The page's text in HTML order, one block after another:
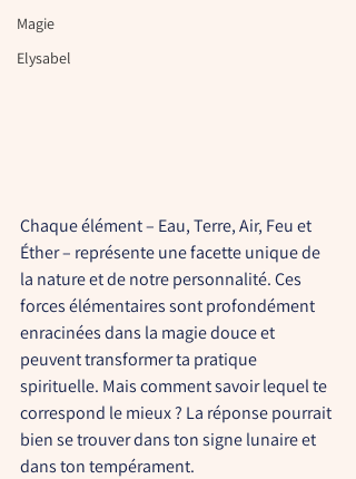
Magie
Elysabel
Chaque élément – Eau, Terre, Air, Feu et
Éther – représente une facette unique de
la nature et de notre personnalité. Ces
forces élémentaires sont profondément
enracinées dans la magie douce et
peuvent transformer ta pratique
spirituelle. Mais comment savoir lequel te
correspond le mieux ? La réponse pourrait
bien se trouver dans ton signe lunaire et
dans ton tempérament.